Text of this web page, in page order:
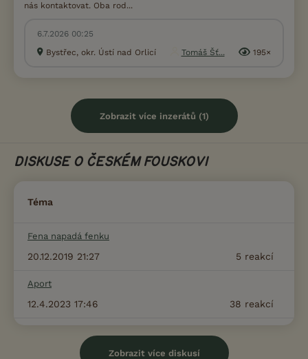
nás kontaktovat. Oba rod...
6.7.2026 00:25
Bystřec, okr. Ústí nad Orlicí
Tomáš Šť... 195×
Zobrazit více inzerátů (1)
DISKUSE O ČESKÉM FOUSKOVI
Téma
Fena napadá fenku
5 reakcí
20.12.2019 21:27
Aport
38 reakcí
12.4.2023 17:46
Zobrazit více diskusí